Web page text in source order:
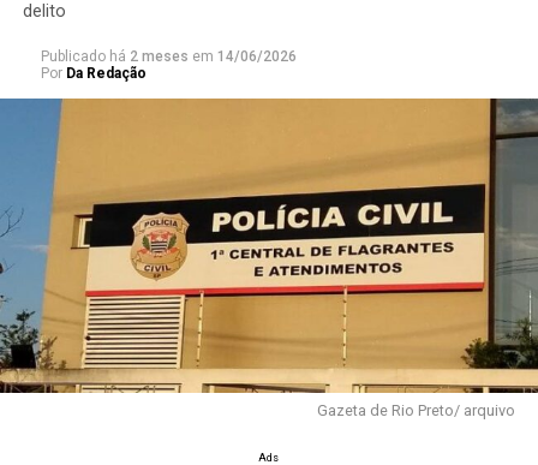
delito
Publicado há 2 meses em 14/06/2026
Por Da Redação
Gazeta de Rio Preto/ arquivo
Ads